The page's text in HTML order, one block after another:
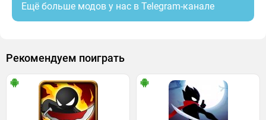
Ещё больше модов у нас в Telegram-канале
Рекомендуем поиграть